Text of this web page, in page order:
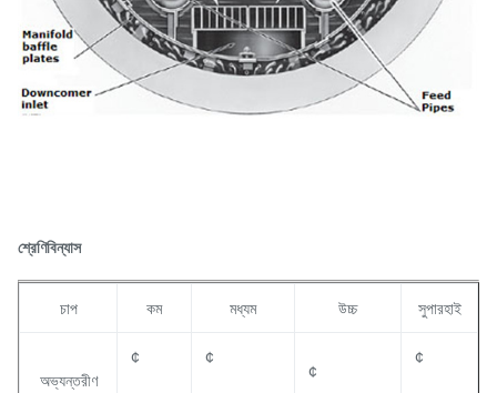
শ্রেণিবিন্যাস
চাপ কম মধ্যম উচ্চ সুপারহাই
অভ্যন্তরীণ
¢ ¢
¢
¢